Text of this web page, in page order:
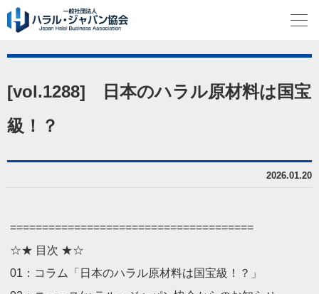
[vol.1288] 日本のハラル原材料は国宝
級！？
2026.01.20
======================================
☆★ 目次 ★☆
01：コラム「日本のハラル原材料は国宝級！？」